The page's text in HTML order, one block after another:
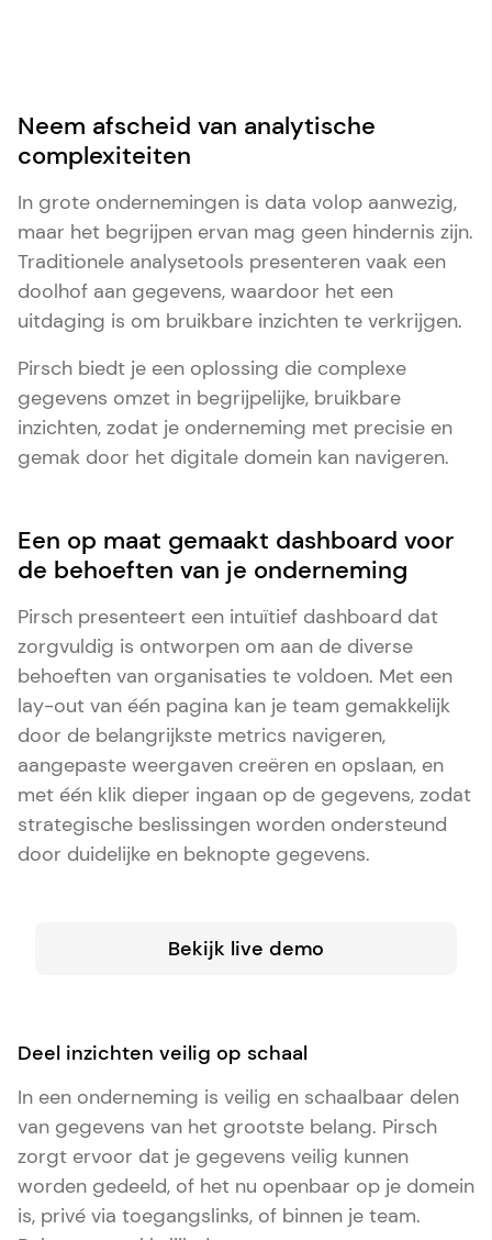
Neem afscheid van analytische
complexiteiten
In grote ondernemingen is data volop aanwezig,
maar het begrijpen ervan mag geen hindernis zijn.
Traditionele analysetools presenteren vaak een
doolhof aan gegevens, waardoor het een
uitdaging is om bruikbare inzichten te verkrijgen.
Pirsch biedt je een oplossing die complexe
gegevens omzet in begrijpelijke, bruikbare
inzichten, zodat je onderneming met precisie en
gemak door het digitale domein kan navigeren.
Een op maat gemaakt dashboard voor
de behoeften van je onderneming
Pirsch presenteert een intuïtief dashboard dat
zorgvuldig is ontworpen om aan de diverse
behoeften van organisaties te voldoen. Met een
lay-out van één pagina kan je team gemakkelijk
door de belangrijkste metrics navigeren,
aangepaste weergaven creëren en opslaan, en
met één klik dieper ingaan op de gegevens, zodat
strategische beslissingen worden ondersteund
door duidelijke en beknopte gegevens.
Bekijk live demo
Deel inzichten veilig op schaal
In een onderneming is veilig en schaalbaar delen
van gegevens van het grootste belang. Pirsch
zorgt ervoor dat je gegevens veilig kunnen
worden gedeeld, of het nu openbaar op je domein
is, privé via toegangslinks, of binnen je team.